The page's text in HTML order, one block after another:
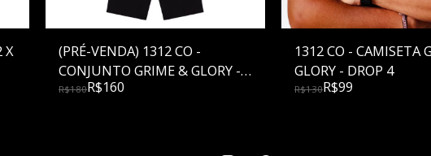
X
(PRÉ-VENDA) 1312 CO -
CONJUNTO GRIME & GLORY -
DROP 4 - Cópia de
R$180R$160
1312 CO - CAMISETA GRIME &
GLORY - DROP 4
R$130R$99